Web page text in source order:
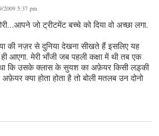
2009 5:37 pm
जो ट्रीटमेंट बच्चे को दिया वो अच्छा लगा.
की नज़र से दुनिया देखना सीखते हैं इसलिए यह
आएगा. मेरी भाँजी जब पहली कक्षा में थी तब एक
कि उसके क्लास के सुयश का अफ़ेयर किसी लड़्की
क्या होता होता है तो बोली मतलब उन दोनो